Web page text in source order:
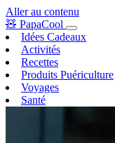
Aller au contenu
🧸 PapaCool
Idées Cadeaux
Activités
Recettes
Produits Puériculture
Voyages
Santé